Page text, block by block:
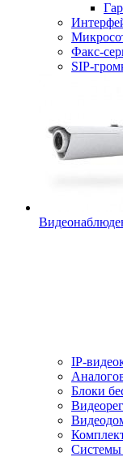
Факс-
SIP-
IP-
Блоки
Системы